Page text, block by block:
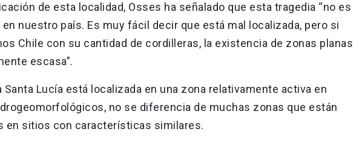
de esta localidad, Osses ha señalado que esta tragedia “no es
en nuestro país. Es muy fácil decir que está mal localizada, pero si
Chile con su cantidad de cordilleras, la existencia de zonas planas
escasa”.
Santa Lucía está localizada en una zona relativamente activa en
no se diferencia de muchas zonas que están
en sitios con características similares.